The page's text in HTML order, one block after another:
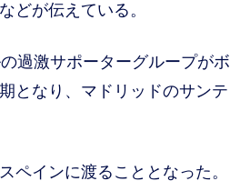
どが伝えている。
過激サポーターグループがボ
となり、マドリッドのサンテ
インに渡ることとなった。